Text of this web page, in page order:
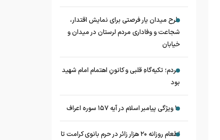
طرح میدان یار فرصتی برای نمایش اقتدار،
شجاعت و وفاداری مردم لرستان در میدان و
خیابان
مردم؛ تکیه‌گاهِ قلبی و کانونِ اهتمام امام شهید
بود
۱۰ ویژگی پیامبر اسلام در آیه ۱۵۷ سوره اعراف
اطعام روزانه ۲۰ هزار زائر در حرم بانوی کرامت تا